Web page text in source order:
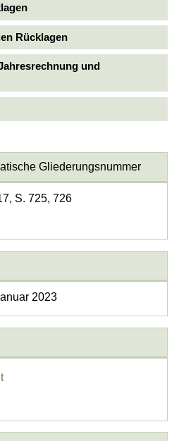
Rücklagen
und
Gliederungsnummer
S. 725, 726
2023